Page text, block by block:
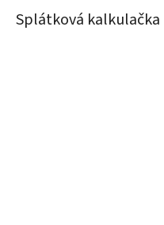
Splátková kalkulačka